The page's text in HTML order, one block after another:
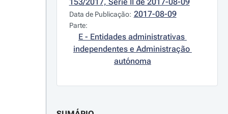
Data de Publicação: 2017-08-09
Parte:
E - Entidades administrativas
independentes e Administração
autónoma